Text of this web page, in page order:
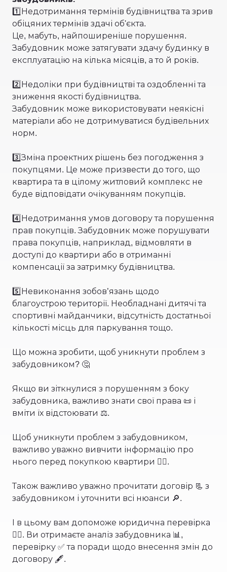
1️⃣Недотримання термінів будівництва та зрив
обіцяних термінів здачі об'єкта.
Це, мабуть, найпоширеніше порушення.
Забудовник може затягувати здачу будинку в
експлуатацію на кілька місяців, а то й років.
2️⃣Недоліки при будівництві та оздобленні та
зниження якості будівництва.
Забудовник може використовувати неякісні
матеріали або не дотримуватися будівельних
норм.
3️⃣Зміна проектних рішень без погодження з
покупцями. Це може призвести до того, що
квартира та в цілому житловий комплекс не
буде відповідати очікуванням покупців.
4️⃣Недотримання умов договору та порушення
прав покупців. Забудовник може порушувати
права покупців, наприклад, відмовляти в
доступі до квартири або в отриманні
компенсації за затримку будівництва.
5️⃣Невиконання зобов’язань щодо
благоустрою території. Необладнані дитячі та
спортивні майданчики, відсутність достатньої
кількості місць для паркування тощо.
Що можна зробити, щоб уникнути проблем з
забудовником? 🤔
Якщо ви зіткнулися з порушенням з боку
забудовника, важливо знати свої права 📜 і
вміти їх відстоювати ⚖️.
Щоб уникнути проблем з забудовником,
важливо уважно вивчити інформацію про
нього перед покупкою квартири 🕵️‍♂️.
Також важливо уважно прочитати договір 📃 з
забудовником і уточнити всі нюанси 🔎.
І в цьому вам допоможе юридична перевірка
👩‍⚖️. Ви отримаєте аналіз забудовника 📊,
перевірку ✅ та поради щодо внесення змін до
договору 🖋.